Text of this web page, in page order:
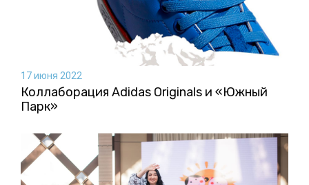
17 июня 2022
Коллаборация Аdidas Originals и «Южный
Парк»